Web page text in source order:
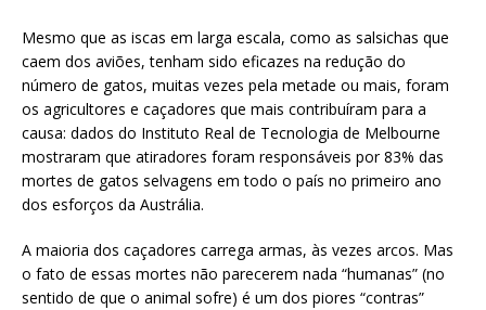
Mesmo que as iscas em larga escala, como as salsichas que
caem dos aviões, tenham sido eficazes na redução do
número de gatos, muitas vezes pela metade ou mais, foram
os agricultores e caçadores que mais contribuíram para a
causa: dados do Instituto Real de Tecnologia de Melbourne
mostraram que atiradores foram responsáveis ​​por 83% das
mortes de gatos selvagens em todo o país no primeiro ano
dos esforços da Austrália.
A maioria dos caçadores carrega armas, às vezes arcos. Mas
o fato de essas mortes não parecerem nada “humanas” (no
sentido de que o animal sofre) é um dos piores “contras”